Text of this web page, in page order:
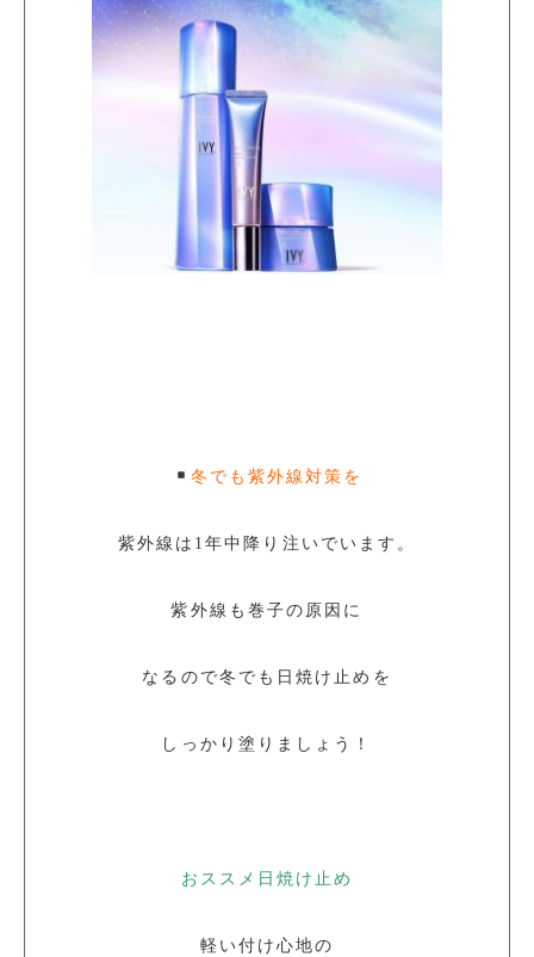
冬でも紫外線対策を
紫外線は1年中降り注いでいます。
紫外線も巻子の原因に
なるので冬でも日焼け止めを
しっかり塗りましょう！
おススメ日焼け止め
軽い付け心地の